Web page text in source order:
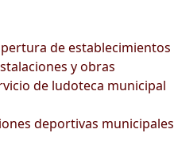
de establecimientos
y obras
de ludoteca municipal
deportivas municipales